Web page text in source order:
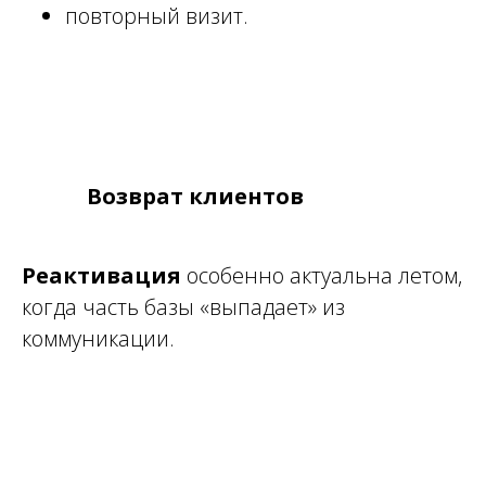
повторный визит.
Возврат клиентов
Реактивация особенно актуальна летом,
когда часть базы «выпадает» из
коммуникации.